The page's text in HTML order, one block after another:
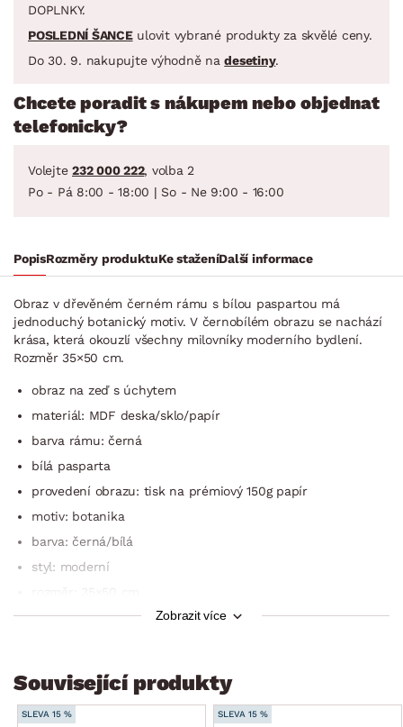
DOPLNKY.
POSLEDNÍ ŠANCEulovit vybrané produkty za skvělé ceny.
Do 30. 9. nakupujte výhodně nadesetiny.
Chcete poradit s nákupem nebo objednat
telefonicky?
Volejte 232 000 222, volba 2
Po - Pá 8:00 - 18:00 | So - Ne 9:00 - 16:00
PopisRozměry produktuKe staženíDalší informace
Obraz v dřevěném černém rámu s bílou paspartou má
jednoduchý botanický motiv. V černobílém obrazu se nachází
krása, která okouzlí všechny milovníky moderního bydlení.
Rozměr 35×50 cm.
obraz na zeď s úchytem
materiál: MDF deska/sklo/papír
barva rámu: černá
bílá pasparta
provedení obrazu: tisk na prémiový 150g papír
motiv: botanika
barva: černá/bílá
styl: moderní
způsob umístění: zadní zavěšení na zeď
Zobrazit více
Související produkty
SLEVA 15 % SLEVA 15 %